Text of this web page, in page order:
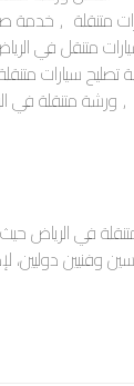
متنقلة , خدمة
متنقل في
تصليح سيارات
,ورشة متنقلة في
في الرياض
وفنيين